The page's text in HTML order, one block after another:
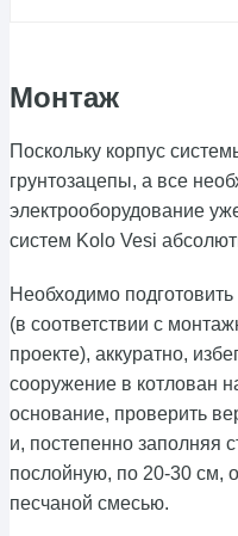
Монтаж
Поскольку корпус
грунтозацепы, а все
электрооборудование
систем Kolo Vesi
Необходимо
(в соответствии с
проекте), аккуратно,
сооружение в котлован
основание, проверить
и, постепенно заполняя
послойную, по 20-30 см,
песчаной смесью.